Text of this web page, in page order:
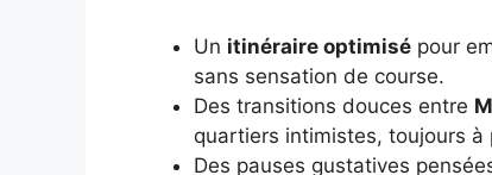
Un itinéraire optimisé pour
sans sensation de course.
Des transitions douces entre
quartiers intimistes, toujours
Des pauses gustatives